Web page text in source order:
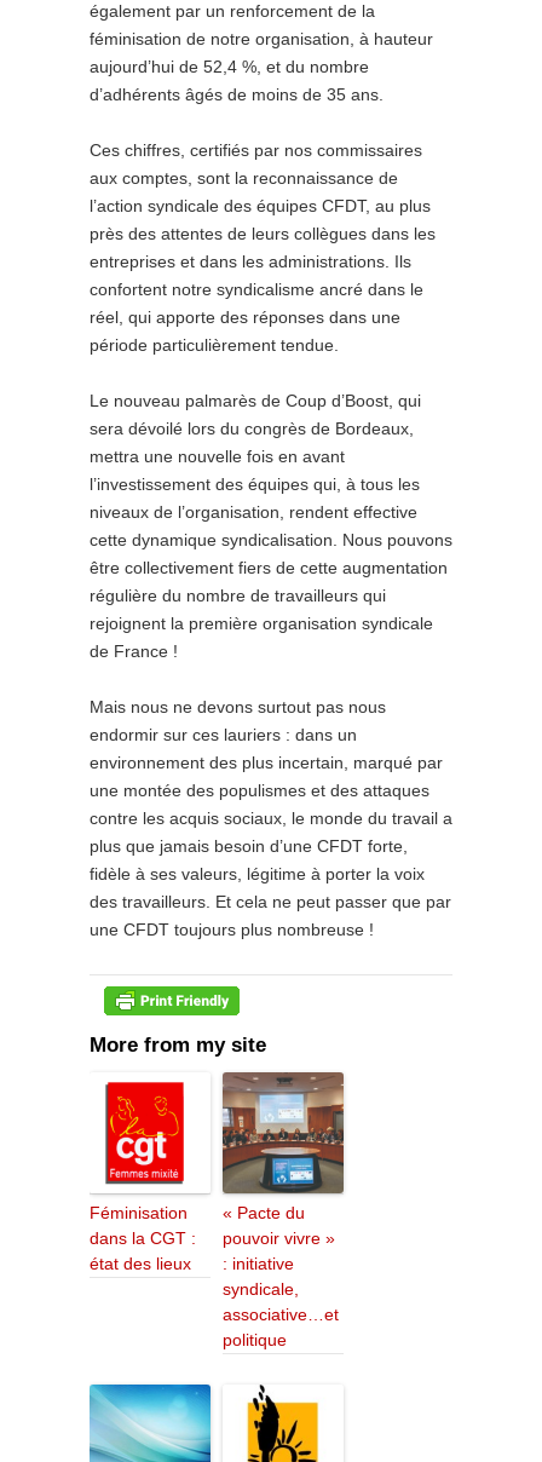
également par un renforcement de la
féminisation de notre organisation, à hauteur
aujourd’hui de 52,4 %, et du nombre
d’adhérents âgés de moins de 35 ans.
Ces chiffres, certifiés par nos commissaires
aux comptes, sont la reconnaissance de
l’action syndicale des équipes CFDT, au plus
près des attentes de leurs collègues dans les
entreprises et dans les administrations. Ils
confortent notre syndicalisme ancré dans le
réel, qui apporte des réponses dans une
période particulièrement tendue.
Le nouveau palmarès de Coup d’Boost, qui
sera dévoilé lors du congrès de Bordeaux,
mettra une nouvelle fois en avant
l’investissement des équipes qui, à tous les
niveaux de l’organisation, rendent effective
cette dynamique syndicalisation. Nous pouvons
être collectivement fiers de cette augmentation
régulière du nombre de travailleurs qui
rejoignent la première organisation syndicale
de France !
Mais nous ne devons surtout pas nous
endormir sur ces lauriers : dans un
environnement des plus incertain, marqué par
une montée des populismes et des attaques
contre les acquis sociaux, le monde du travail a
plus que jamais besoin d’une CFDT forte,
fidèle à ses valeurs, légitime à porter la voix
des travailleurs. Et cela ne peut passer que par
une CFDT toujours plus nombreuse !
More from my site
Féminisation
dans la CGT :
état des lieux
« Pacte du
pouvoir vivre »
: initiative
syndicale,
associative…et
politique